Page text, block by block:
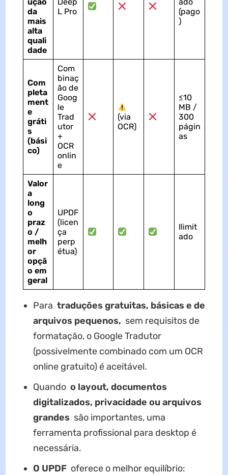
ução
da
mais
alta
quali
dade
Deep
L Pro
ado
(pago
)
Com
pleta
ment
e
gráti
s
(bási
co)
Com
binaç
ão de
Goog
le
Trad
utor
+
OCR
onlin
e
(via
OCR)
≤10
MB /
300
págin
as
Valor
a
long
o
praz
o /
melh
or
opçã
o em
geral
UPDF
(licen
ça
perp
étua)
Ilimit
ado
Para traduções gratuitas, básicas e de
arquivos pequenos, sem requisitos de
formatação, o Google Tradutor
(possivelmente combinado com um OCR
online gratuito) é aceitável.
Quando o layout, documentos
digitalizados, privacidade ou arquivos
grandes são importantes, uma
ferramenta profissional para desktop é
necessária.
O UPDFoferece o melhor equilíbrio: